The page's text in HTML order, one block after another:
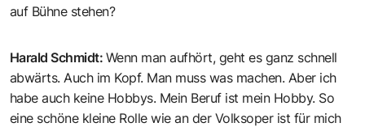
auf Bühne stehen?
Harald Schmidt: Wenn man aufhört, geht es ganz schnell
abwärts. Auch im Kopf. Man muss was machen. Aber ich
habe auch keine Hobbys. Mein Beruf ist mein Hobby. So
eine schöne kleine Rolle wie an der Volksoper ist für mich